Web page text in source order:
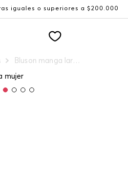
iguales o superiores a $200.000
Bluson manga larga para mujer